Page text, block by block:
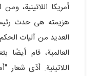
أمریکا اللاتینیة،
هزیمته هی حدث
العدید من آلیات
العالمیة، قام أیضًا
اللاتینیة. أدّى شعار